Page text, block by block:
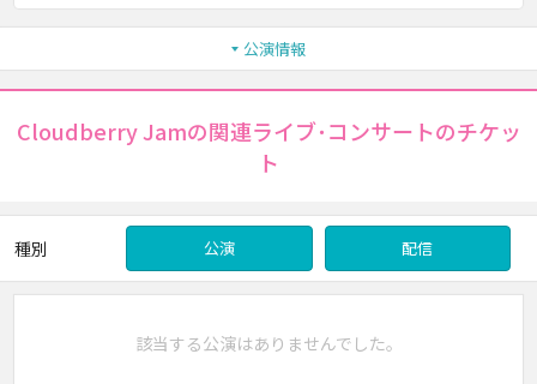
公演情報
Cloudberry Jamの関連ライブ･コンサートのチケッ
ト
種別 公演 配信
該当する公演はありませんでした。